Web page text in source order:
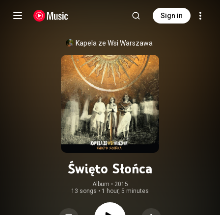
Sign in
Kapela ze Wsi Warszawa
Święto Słońca
Album • 2015
13 songs • 1 hour, 5 minutes